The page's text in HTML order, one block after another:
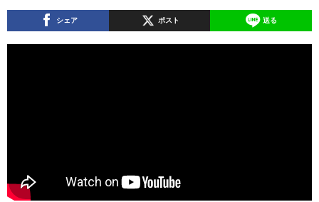
シェア ポスト 送る